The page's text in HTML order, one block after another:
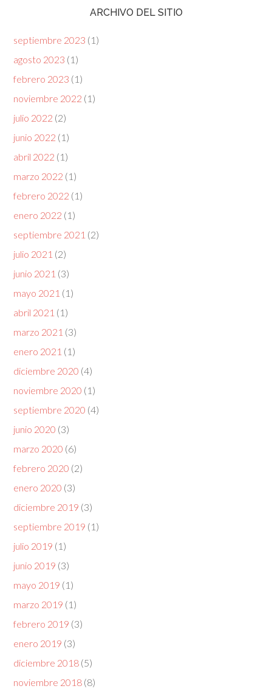
ARCHIVO DEL SITIO
septiembre 2023 (1)
agosto 2023 (1)
febrero 2023 (1)
noviembre 2022 (1)
julio 2022 (2)
junio 2022 (1)
abril 2022 (1)
marzo 2022 (1)
febrero 2022 (1)
enero 2022 (1)
septiembre 2021 (2)
julio 2021 (2)
junio 2021 (3)
mayo 2021 (1)
abril 2021 (1)
marzo 2021 (3)
enero 2021 (1)
diciembre 2020 (4)
noviembre 2020 (1)
septiembre 2020 (4)
junio 2020 (3)
marzo 2020 (6)
febrero 2020 (2)
enero 2020 (3)
diciembre 2019 (3)
septiembre 2019 (1)
julio 2019 (1)
junio 2019 (3)
mayo 2019 (1)
marzo 2019 (1)
febrero 2019 (3)
enero 2019 (3)
diciembre 2018 (5)
noviembre 2018 (8)